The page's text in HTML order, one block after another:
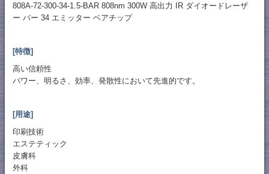
808A-72-300-34-1.5-BAR 808nm 300W 高出力 IR ダイオードレーザ
ー バー 34 エミッター ベアチップ
[特徴]
高い信頼性
パワー、明るさ、効率、発散性において先進的です。
[用途]
印刷技術
エステティック
皮膚科
外科